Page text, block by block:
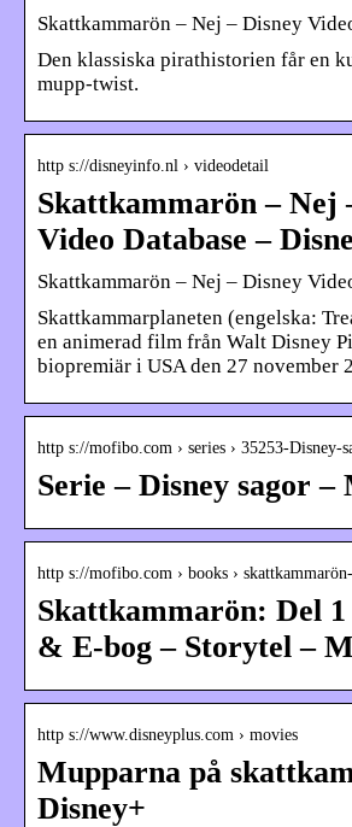
Skattkammarön – Nej – Disney
Den klassiska pirathistorien får en
mupp-twist.
http s://disneyinfo.nl › videodetail
Skattkammarön – Nej
Video Database –
Skattkammarön – Nej – Disney
Skattkammarplaneten (engelska:
en animerad film från Walt Disney
biopremiär i USA den 27 november
http s://mofibo.com › series › 35253-Disney-
Serie – Disney sagor –
http s://mofibo.com › books ›
Skattkammarön: Del
& E-bog – Storytel –
http s://www.disneyplus.com › movies
Mupparna på
Disney+